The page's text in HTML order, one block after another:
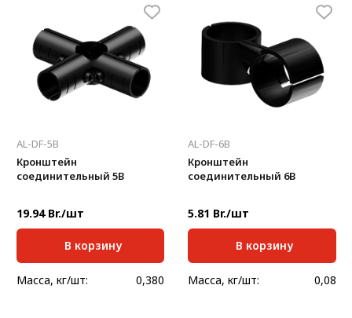
AL-DF-5B
Кронштейн
соединительный 5В
19.94 Br./шт
В корзину
Масса, кг/шт: 0,380
AL-DF-6B
Кронштейн
соединительный 6В
5.81 Br./шт
В корзину
Масса, кг/шт: 0,08